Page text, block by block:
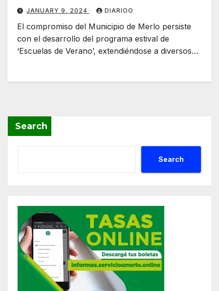
JANUARY 9, 2024 DIARIOO
El compromiso del Municipio de Merlo persiste
con el desarrollo del programa estival de
‘Escuelas de Verano’, extendiéndose a diversos…
Search
Search